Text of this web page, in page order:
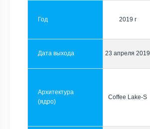
Год 2019 г
Дата выхода 23 апреля 2019
Архитектура
(ядро)
Coffee Lake-S